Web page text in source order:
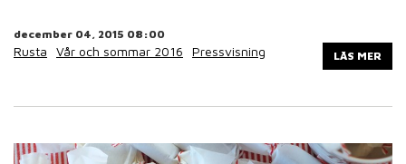
december 04, 2015 08:00
Rusta Vår och sommar 2016 Pressvisning LÄS MER